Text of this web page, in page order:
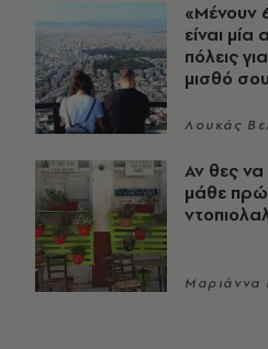
«Μένουν
είναι μία
πόλεις
μισθό σου
Λουκάς
Αν θες να
μάθε
Μαριάννα